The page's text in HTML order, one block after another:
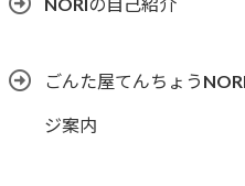
ごんた屋てんちょう
ジ案内